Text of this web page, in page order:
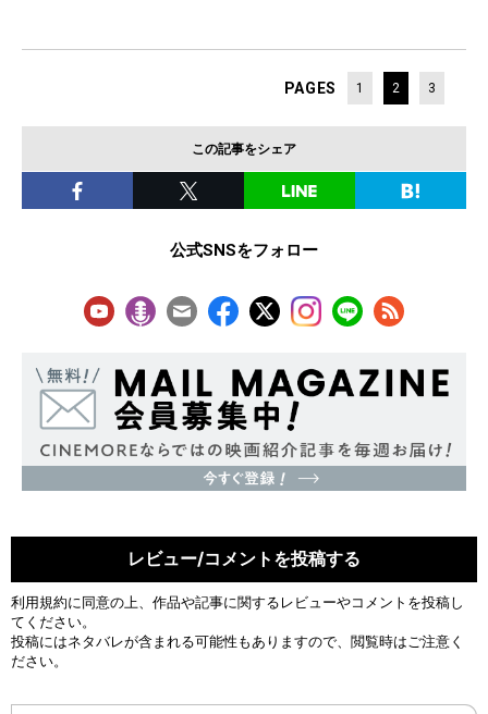
PAGES 1 2 3
この記事をシェア
公式SNSをフォロー
レビュー/コメントを投稿する
利用規約に同意の上、作品や記事に関するレビューやコメントを投稿し
てください。
投稿にはネタバレが含まれる可能性もありますので、閲覧時はご注意く
ださい。